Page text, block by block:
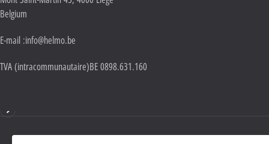
Belgium
E-mail :info@helmo.be
TVA (intracommunautaire)BE 0898.631.160